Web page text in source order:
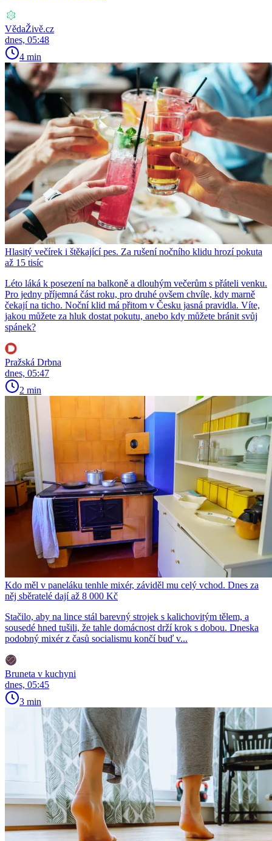
VědaŽivě.cz
dnes, 05:48
4 min
Hlasitý večírek i štěkající pes. Za rušení nočního klidu hrozí pokuta
až 15 tisíc
Léto láká k posezení na balkoně a dlouhým večerům s přáteli venku.
Pro jedny příjemná část roku, pro druhé ovšem chvíle, kdy marně
čekají na ticho. Noční klid má přitom v Česku jasná pravidla. Víte,
jakou můžete za hluk dostat pokutu, anebo kdy můžete bránit svůj
spánek?
Pražská Drbna
dnes, 05:47
2 min
Kdo měl v paneláku tenhle mixér, záviděl mu celý vchod. Dnes za
něj sběratelé dají až 8 000 Kč
Stačilo, aby na lince stál barevný strojek s kalichovitým tělem, a
sousedé hned tušili, že tahle domácnost drží krok s dobou. Dneska
podobný mixér z časů socialismu končí buď v...
Bruneta v kuchyni
dnes, 05:45
3 min